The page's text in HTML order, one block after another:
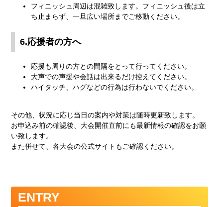
フィニッシュ周辺は混雑致します。フィニッシュ後は立
ち止まらず、一旦広い場所までご移動ください。
6.応援者の方へ
応援も周りの方との間隔をとって行ってください。
大声での声援や会話は出来るだけ控えてください。
ハイタッチ、ハグなどの行為は行わないでください。
その他、状況に応じ当日の案内や対策は随時更新致します。
お申込み前の確認後、大会開催直前にも最新情報の確認をお願
い致します。
また併せて、各大会の公式サイトもご確認ください。
ENTRY